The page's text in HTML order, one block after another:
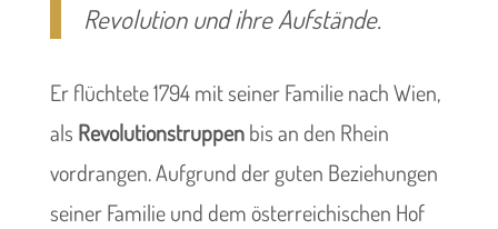
Revolution und ihre Aufstände.
Er flüchtete 1794 mit seiner Familie nach Wien,
als Revolutionstruppenbis an den Rhein
vordrangen. Aufgrund der guten Beziehungen
seiner Familie und dem österreichischen Hof